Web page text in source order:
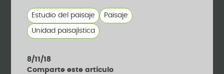
Estudio del paisaje Paisaje
Unidad paisajística
8/11/18
Comparte este artículo